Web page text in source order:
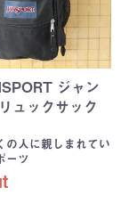
ジャン
ュックサック
の人に親しまれてい
ーツ